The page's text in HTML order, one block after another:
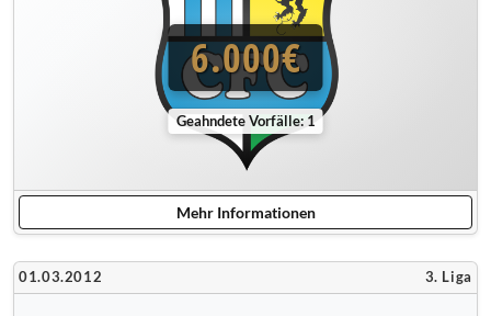
6.000€
Geahndete Vorfälle: 1
Mehr Informationen
01.03.2012 3. Liga